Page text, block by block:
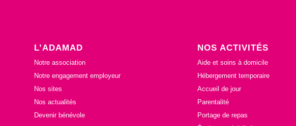
L’ADAMAD
Notre association
Notre engagement employeur
Nos sites
Nos actualités
Devenir bénévole
NOS ACTIVITÉS
Aide et soins à domicile
Hébergement temporaire
Accueil de jour
Parentalité
Portage de repas